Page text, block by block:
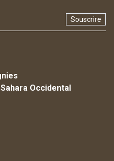
Souscrire
Occidental